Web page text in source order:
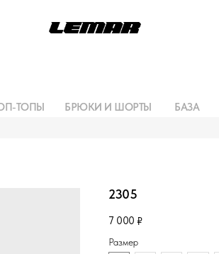
БАЗА
БРЮКИ И ШОРТЫ
ТОПЫ
2305
7 000 ₽
Размер